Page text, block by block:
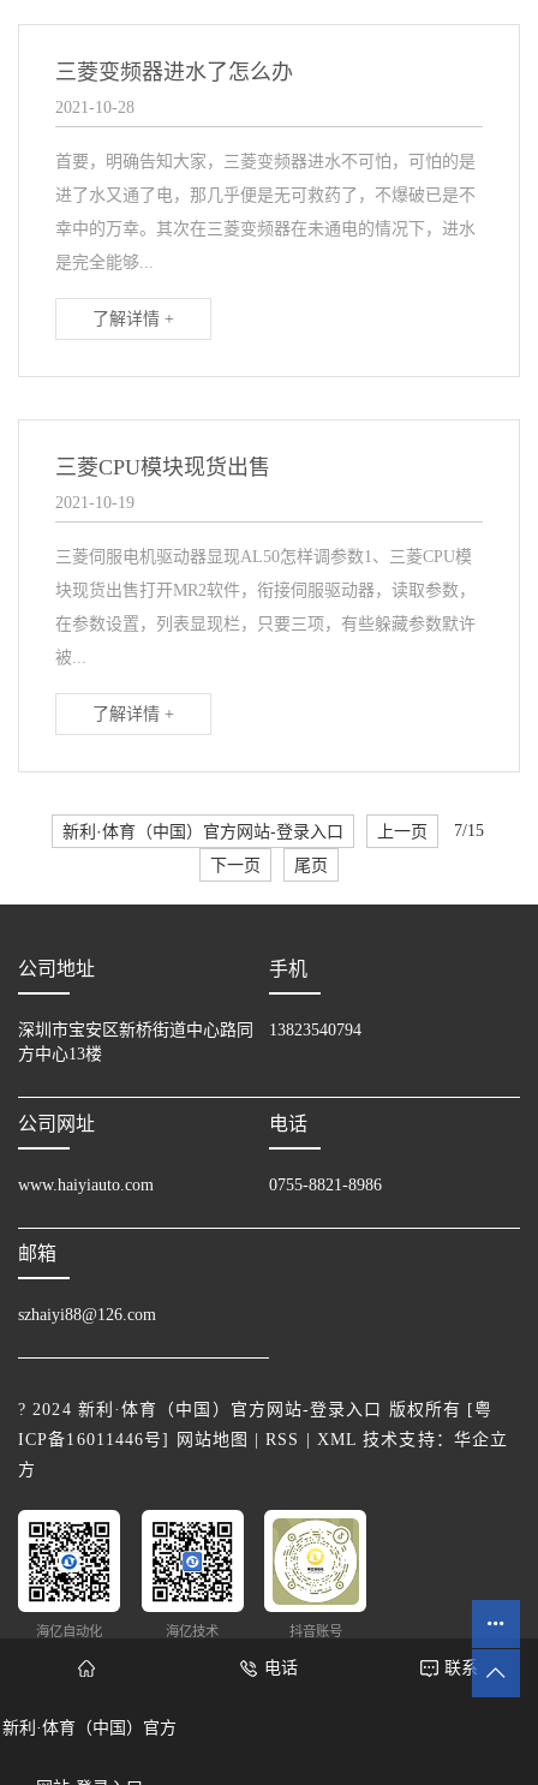
三菱变频器进水了怎么办
2021-10-28
首要，明确告知大家，三菱变频器进水不可怕，可怕的是
进了水又通了电，那几乎便是无可救药了，不爆破已是不
幸中的万幸。其次在三菱变频器在未通电的情况下，进水
是完全能够...
了解详情 +
三菱CPU模块现货出售
2021-10-19
三菱伺服电机驱动器显现AL50怎样调参数1、三菱CPU模
块现货出售打开MR2软件，衔接伺服驱动器，读取参数，
在参数设置，列表显现栏，只要三项，有些躲藏参数默许
被...
了解详情 +
新利·体育（中国）官方网站-登录入口 上一页 7/15
下一页 尾页
公司地址
深圳市宝安区新桥街道中心路同
方中心13楼
手机
13823540794
公司网址
www.haiyiauto.com
电话
0755-8821-8986
邮箱
szhaiyi88@126.com
? 2024 新利·体育（中国）官方网站-登录入口 版权所有 [粤
ICP备16011446号] 网站地图 |RSS XML 技术支持： 华企立
方
海亿自动化 海亿技术 抖音账号
新利·体育（中国）官方
电话 联系